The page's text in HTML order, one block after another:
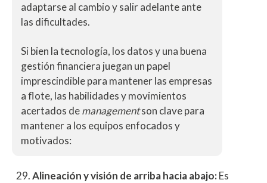
adaptarse al cambio y salir adelante ante
las dificultades.
Si bien la tecnología, los datos y una buena
gestión financiera juegan un papel
imprescindible para mantener las empresas
a flote, las habilidades y movimientos
acertados demanagementson clave para
mantener a los equipos enfocados y
motivados:
Alineación y visión de arriba hacia abajo:Es